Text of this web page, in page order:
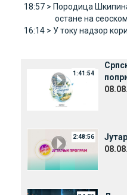
18:57 > Породица
остане на
16:14 > У току надзор
1:41:54
2:48:56